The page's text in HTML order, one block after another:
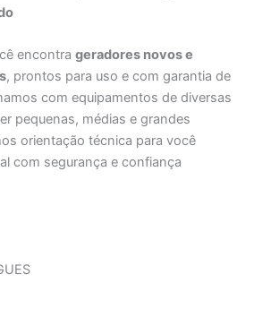
encontra geradores novos e
, prontos para uso e com garantia de
com equipamentos de diversas
pequenas, médias e grandes
orientação técnica para você
com segurança e confiança